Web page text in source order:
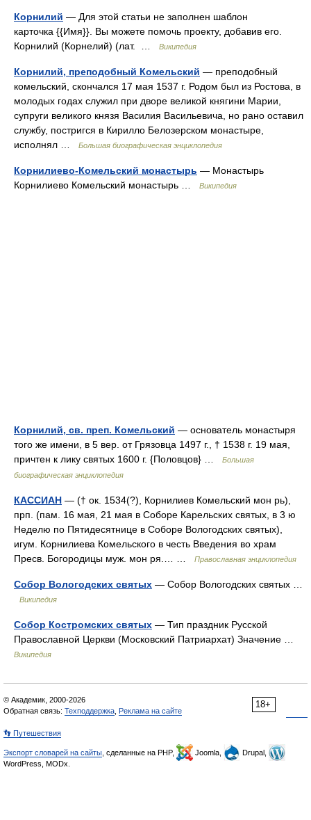
Корнилий — Для этой статьи не заполнен шаблон
карточка {{Имя}}. Вы можете помочь проекту, добавив его.
Корнилий (Корнелий) (лат. …
Википедия
Корнилий, преподобный Комельский — преподобный
комельский, скончался 17 мая 1537 г. Родом был из Ростова, в
молодых годах служил при дворе великой княгини Марии,
супруги великого князя Василия Васильевича, но рано оставил
службу, постригся в Кирилло Белозерском монастыре,
исполнял …
Большая биографическая энциклопедия
Корнилиево-Комельский монастырь — Монастырь
Корнилиево Комельский монастырь …
Википедия
Корнилий, св. преп. Комельский — основатель монастыря
того же имени, в 5 вер. от Грязовца 1497 г., † 1538 г. 19 мая,
причтен к лику святых 1600 г. {Половцов} …
Большая
биографическая энциклопедия
КАССИАН — († ок. 1534(?), Корнилиев Комельский мон рь),
прп. (пам. 16 мая, 21 мая в Соборе Карельских святых, в 3 ю
Неделю по Пятидесятнице в Соборе Вологодских святых),
игум. Корнилиева Комельского в честь Введения во храм
Пресв. Богородицы муж. мон ря.… …
Православная энциклопедия
Собор Вологодских святых — Собор Вологодских святых …
Википедия
Собор Костромских святых — Тип праздник Русской
Православной Церкви (Московский Патриархат) Значение …
Википедия
18+
© Академик, 2000-2026
Обратная связь: Техподдержка Реклама на сайте
👣 Путешествия
Экспорт словарей на сайты , сделанные на PHP, Joomla,
Drupal,
WordPress, MODx.